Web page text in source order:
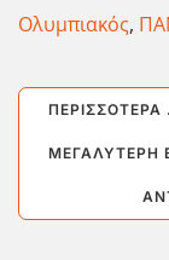
Ολυμπιακός,
ΜΕΓΑΛΎΤΕΡΗ